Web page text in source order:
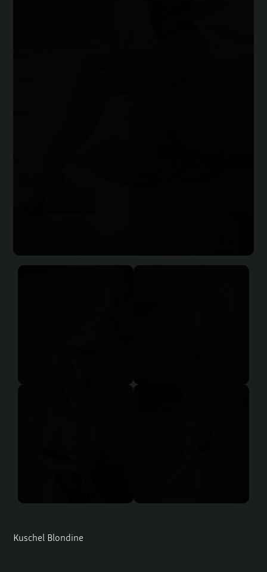
Kuschel Blondine